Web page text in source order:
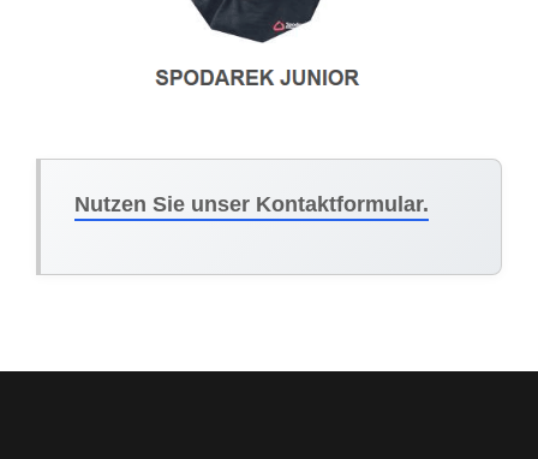
Nutzen Sie unser Kontaktformular.